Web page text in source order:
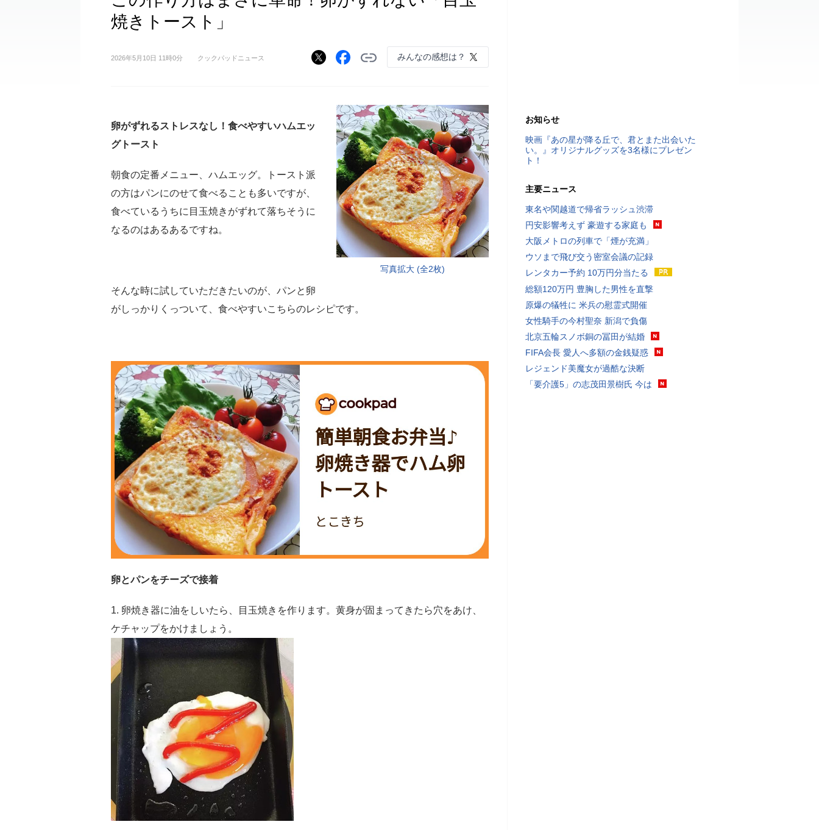
焼きトースト」
2026年5月10日 11時0分 クックパッドニュース みんなの感想は？
写真拡大 (全2枚)
卵がずれるストレスなし！食べやすいハムエッ
グトースト
朝食の定番メニュー、ハムエッグ。トースト派
の方はパンにのせて食べることも多いですが、
食べているうちに目玉焼きがずれて落ちそうに
なるのはあるあるですね。
そんな時に試していただきたいのが、パンと卵
がしっかりくっついて、食べやすいこちらのレシピです。
卵とパンをチーズで接着
1. 卵焼き器に油をしいたら、目玉焼きを作ります。黄身が固まってきたら穴をあけ、
ケチャップをかけましょう。
お知らせ
映画『あの星が降る丘で、君とまた出会いた
い。』オリジナルグッズを3名様にプレゼン
ト！
主要ニュース
東名や関越道で帰省ラッシュ渋滞
円安影響考えず 豪遊する家庭も
大阪メトロの列車で「煙が充満」
ウソまで飛び交う密室会議の記録
レンタカー予約 10万円分当たる
総額120万円 豊胸した男性を直撃
原爆の犠牲に 米兵の慰霊式開催
女性騎手の今村聖奈 新潟で負傷
北京五輪スノボ銅の冨田が結婚
FIFA会長 愛人へ多額の金銭疑惑
レジェンド美魔女が過酷な決断
「要介護5」の志茂田景樹氏 今は